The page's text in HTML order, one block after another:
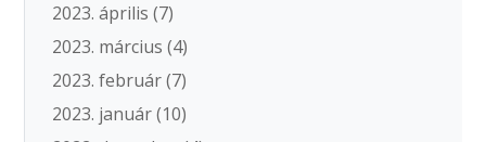
2023. április (7)
2023. március (4)
2023. február(7)
2023. január(10)